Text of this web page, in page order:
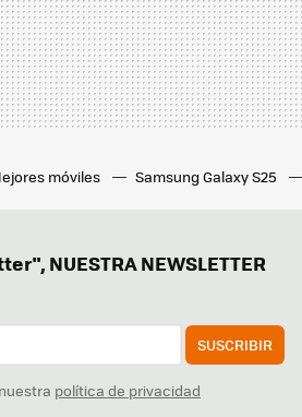
móviles Samsung Galaxy S25
NUESTRA NEWSLETTER
SUSCRIBIR
política de privacidad